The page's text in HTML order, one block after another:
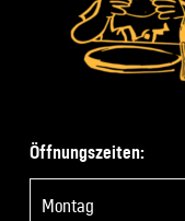
Öffnungszeiten:
Montag